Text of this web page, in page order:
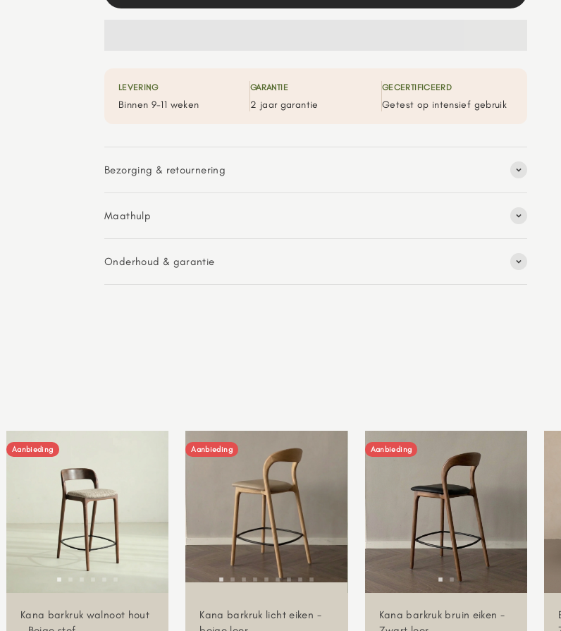
LEVERING
Binnen 9-11 weken
GARANTIE
2 jaar garantie
GECERTIFICEERD
Getest op intensief gebruik
Bezorging & retournering
Maathulp
Onderhoud & garantie
Aanbieding
Kana barkruk walnoot hout
Aanbieding
Kana barkruk licht eiken -
Aanbieding
Kana barkruk bruin eiken -